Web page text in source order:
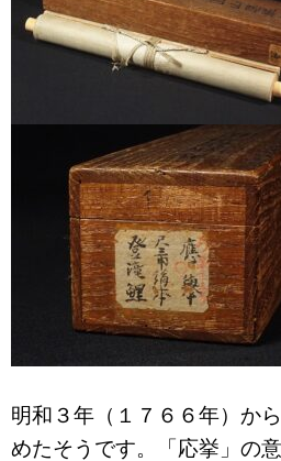
明和３年（１７６６年）か
めたそうです。「応挙」の